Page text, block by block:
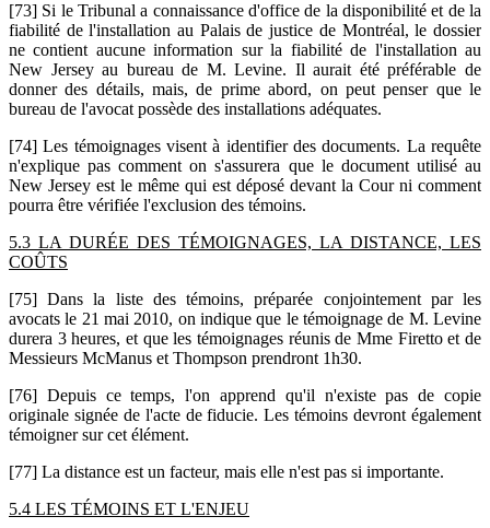
[73] Si le Tribunal a connaissance d'office de la disponibilité et de la
fiabilité de l'installation au Palais de justice de Montréal, le dossier
ne contient aucune information sur la fiabilité de l'installation au
New Jersey au bureau de M. Levine. Il aurait été préférable de
donner des détails, mais, de prime abord, on peut penser que le
bureau de l'avocat possède des installations adéquates.
[74] Les témoignages visent à identifier des documents. La requête
n'explique pas comment on s'assurera que le document utilisé au
New Jersey est le même qui est déposé devant la Cour ni comment
pourra être vérifiée l'exclusion des témoins.
5.3 LA DURÉE DES TÉMOIGNAGES, LA DISTANCE, LES
COÛTS
[75] Dans la liste des témoins, préparée conjointement par les
avocats le 21 mai 2010, on indique que le témoignage de M. Levine
durera 3 heures, et que les témoignages réunis de Mme Firetto et de
Messieurs McManus et Thompson prendront 1h30.
[76] Depuis ce temps, l'on apprend qu'il n'existe pas de copie
originale signée de l'acte de fiducie. Les témoins devront également
témoigner sur cet élément.
[77] La distance est un facteur, mais elle n'est pas si importante.
5.4 LES TÉMOINS ET L'ENJEU